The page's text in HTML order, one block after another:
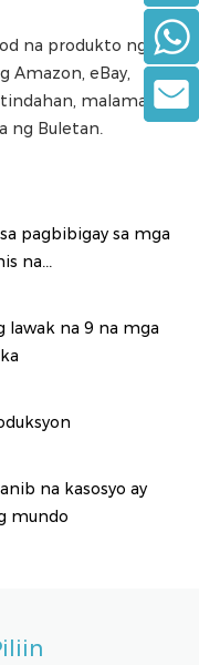
na produkto ng
Amazon, eBay,
malamang
ng Buletan.
pagbibigay sa mga
na...
lawak na 9 na mga
na kasosyo ay
mundo